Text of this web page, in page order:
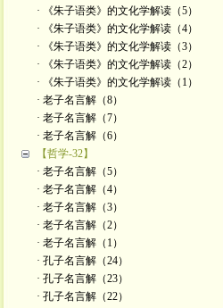
· 《朱子语类》的文化学解读（5）
· 《朱子语类》的文化学解读（4）
· 《朱子语类》的文化学解读（3）
· 《朱子语类》的文化学解读（2）
· 《朱子语类》的文化学解读（1）
· 老子名言解（8）
· 老子名言解（7）
· 老子名言解（6）
【哲学-32】
· 老子名言解（5）
· 老子名言解（4）
· 老子名言解（3）
· 老子名言解（2）
· 老子名言解（1）
· 孔子名言解（24）
· 孔子名言解（23）
· 孔子名言解（22）